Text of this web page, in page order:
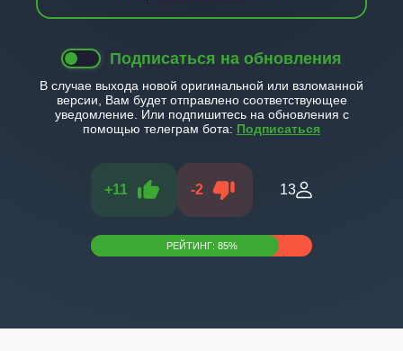
Подписаться на обновления
В случае выхода новой оригинальной или взломанной
версии, Вам будет отправлено соответствующее
уведомление. Или подпишитесь на обновления с
помощью телеграм бота: Подписаться
+11 -2 13
РЕЙТИНГ: 85%